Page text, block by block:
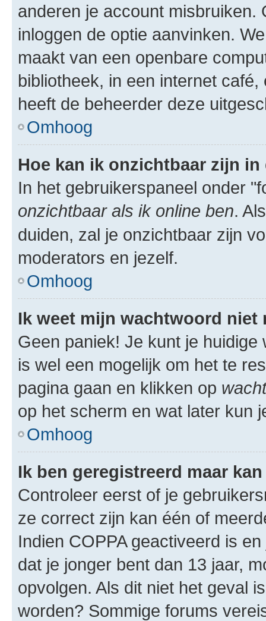
anderen je account misbruiken.
inloggen de optie aanvinken.
maakt van een openbare
bibliotheek, in een internet
heeft de beheerder deze
Omhoog
Hoe kan ik onzichtbaar zijn
In het gebruikerspaneel onder
onzichtbaar als ik online ben.
duiden, zal je onzichtbaar zijn
moderators en jezelf.
Omhoog
Ik weet mijn wachtwoord niet
Geen paniek! Je kunt je
is wel een mogelijk om het te
pagina gaan en klikken op
op het scherm en wat later kun
Omhoog
Ik ben geregistreerd maar
Controleer eerst of je
ze correct zijn kan één of
Indien COPPA geactiveerd is
dat je jonger bent dan 13 jaar,
opvolgen. Als dit niet het geval
worden? Sommige forums